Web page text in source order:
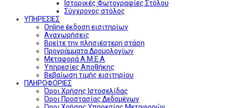
Ιστορικές Φωτογραφίες Στόλου
Σύγχρονος στόλος
ΥΠΗΡΕΣΙΕΣ
Online έκδοση εισιτηρίων
Αναχωρήσεις
Βρείτε την πλησιέστερη στάση
Προγράμματα Δρομολογίων
Μεταφορά Α.Μ.Ε.Α
Υπηρεσίες Αποθήκης
Βεβαίωση τιμής εισιτηρίου
ΠΛΗΡΟΦΟΡΙΕΣ
Όροι Χρήσης Ιστοσελίδας
Όροι Προστασίας Δεδομένων